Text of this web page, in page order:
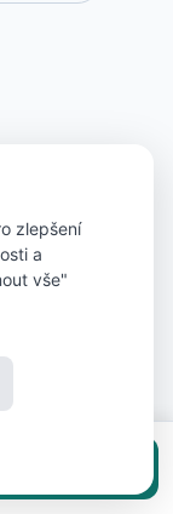
(3)
město Praha
zlepšení
a
vše"